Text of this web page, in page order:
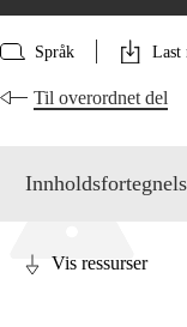
Språk Last
Til overordnet del
Vis ressurser